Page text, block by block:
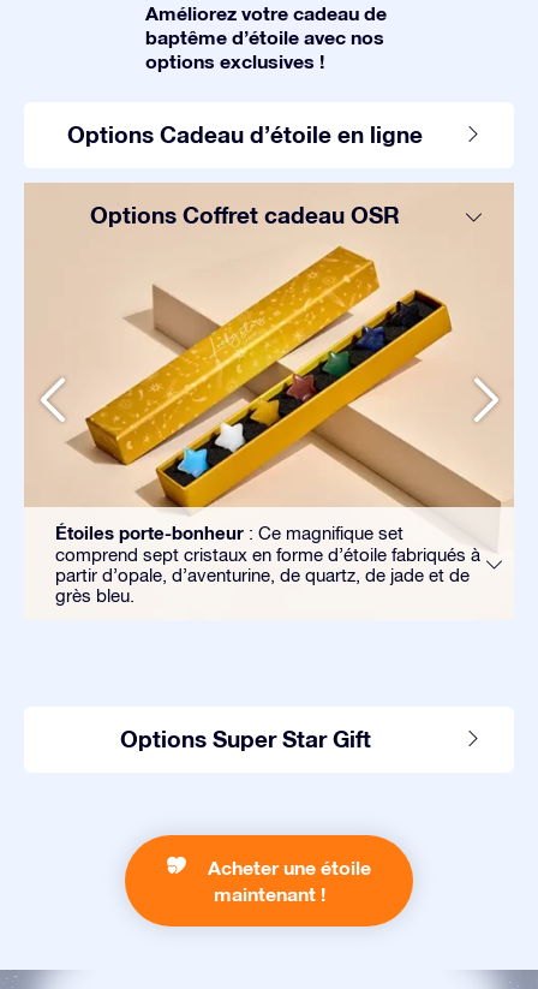
Améliorez votre cadeau de
baptême d’étoile avec nos
options exclusives !
Options Cadeau d’étoile en ligne
Options Coffret cadeau OSR
Étoiles porte-bonheur : Ce magnifique set
comprend sept cristaux en forme d’étoile fabriqués à
partir d’opale, d’aventurine, de quartz, de jade et de
grès bleu.
Options Super Star Gift
Acheter une étoile
maintenant !